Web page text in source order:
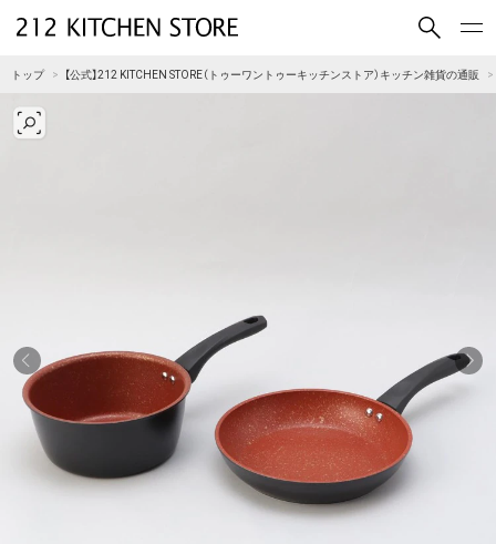
買いもの
ショップコンセプト 店舗一覧
Instagram Facebook YouTube
トップ 【公式】212 KITCHEN STORE（トゥーワントゥーキッチンストア）キッチン雑貨の通販